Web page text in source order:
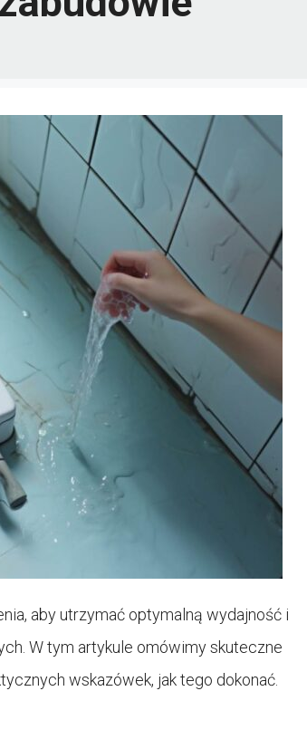
aby utrzymać optymalną wydajność i
W tym artykule omówimy skuteczne
wskazówek, jak tego dokonać.